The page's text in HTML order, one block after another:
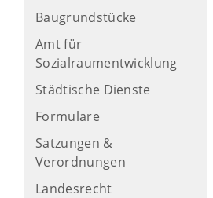
Baugrundstücke
Amt für
Sozialraumentwicklung
Städtische Dienste
Formulare
Satzungen &
Verordnungen
Landesrecht